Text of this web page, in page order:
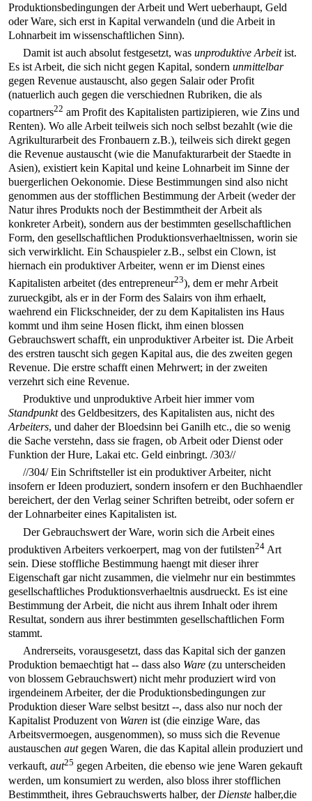
Produktionsbedingungen der Arbeit und Wert ueberhaupt, Geld
oder Ware, sich erst in Kapital verwandeln (und die Arbeit in
Lohnarbeit im wissenschaftlichen Sinn).
Damit ist auch absolut festgesetzt, wasunproduktive Arbeitist.
Es ist Arbeit, die sich nicht gegen Kapital, sondernunmittelbar
gegen Revenue austauscht, also gegen Salair oder Profit
(natuerlich auch gegen die verschiednen Rubriken, die als
copartners22 am Profit des Kapitalisten partizipieren, wie Zins und
Renten). Wo alle Arbeit teilweis sich noch selbst bezahlt (wie die
Agrikulturarbeit des Fronbauern z.B.), teilweis sich direkt gegen
die Revenue austauscht (wie die Manufakturarbeit der Staedte in
Asien), existiert kein Kapital und keine Lohnarbeit im Sinne der
buergerlichen Oekonomie. Diese Bestimmungen sind also nicht
genommen aus der stofflichen Bestimmung der Arbeit (weder der
Natur ihres Produkts noch der Bestimmtheit der Arbeit als
konkreter Arbeit), sondern aus der bestimmten gesellschaftlichen
Form, den gesellschaftlichen Produktionsverhaeltnissen, worin sie
sich verwirklicht. Ein Schauspieler z.B., selbst ein Clown, ist
hiernach ein produktiver Arbeiter, wenn er im Dienst eines
Kapitalisten arbeitet (des entrepreneur23), dem er mehr Arbeit
zurueckgibt, als er in der Form des Salairs von ihm erhaelt,
waehrend ein Flickschneider, der zu dem Kapitalisten ins Haus
kommt und ihm seine Hosen flickt, ihm einen blossen
Gebrauchswert schafft, ein unproduktiver Arbeiter ist. Die Arbeit
des erstren tauscht sich gegen Kapital aus, die des zweiten gegen
Revenue. Die erstre schafft einen Mehrwert; in der zweiten
verzehrt sich eine Revenue.
Produktive und unproduktive Arbeit hier immer vom
Standpunktdes Geldbesitzers, des Kapitalisten aus, nicht des
Arbeiters, und daher der Bloedsinn bei Ganilh etc., die so wenig
die Sache verstehn, dass sie fragen, ob Arbeit oder Dienst oder
Funktion der Hure, Lakai etc. Geld einbringt./303//
//304/Ein Schriftsteller ist ein produktiver Arbeiter, nicht
insofern er Ideen produziert, sondern insofern er den Buchhaendler
bereichert, der den Verlag seiner Schriften betreibt, oder sofern er
der Lohnarbeiter eines Kapitalisten ist.
Der Gebrauchswert der Ware, worin sich die Arbeit eines
produktiven Arbeiters verkoerpert, mag von der futilsten24 Art
sein. Diese stoffliche Bestimmung haengt mit dieser ihrer
Eigenschaft gar nicht zusammen, die vielmehr nur ein bestimmtes
gesellschaftliches Produktionsverhaeltnis ausdrueckt. Es ist eine
Bestimmung der Arbeit, die nicht aus ihrem Inhalt oder ihrem
Resultat, sondern aus ihrer bestimmten gesellschaftlichen Form
stammt.
Andrerseits, vorausgesetzt, dass das Kapital sich der ganzen
Produktion bemaechtigt hat -- dass also Ware (zu unterscheiden
von blossem Gebrauchswert) nicht mehr produziert wird von
irgendeinem Arbeiter, der die Produktionsbedingungen zur
Produktion dieser Ware selbst besitzt --, dass also nur noch der
Kapitalist Produzent von Waren ist (die einzige Ware, das
Arbeitsvermoegen, ausgenommen), so muss sich die Revenue
austauschenautgegen Waren, die das Kapital allein produziert und
verkauft,aut25 gegen Arbeiten, die ebenso wie jene Waren gekauft
werden, um konsumiert zu werden, also bloss ihrer stofflichen
Bestimmtheit, ihres Gebrauchswerts halber, der Dienste halber,die